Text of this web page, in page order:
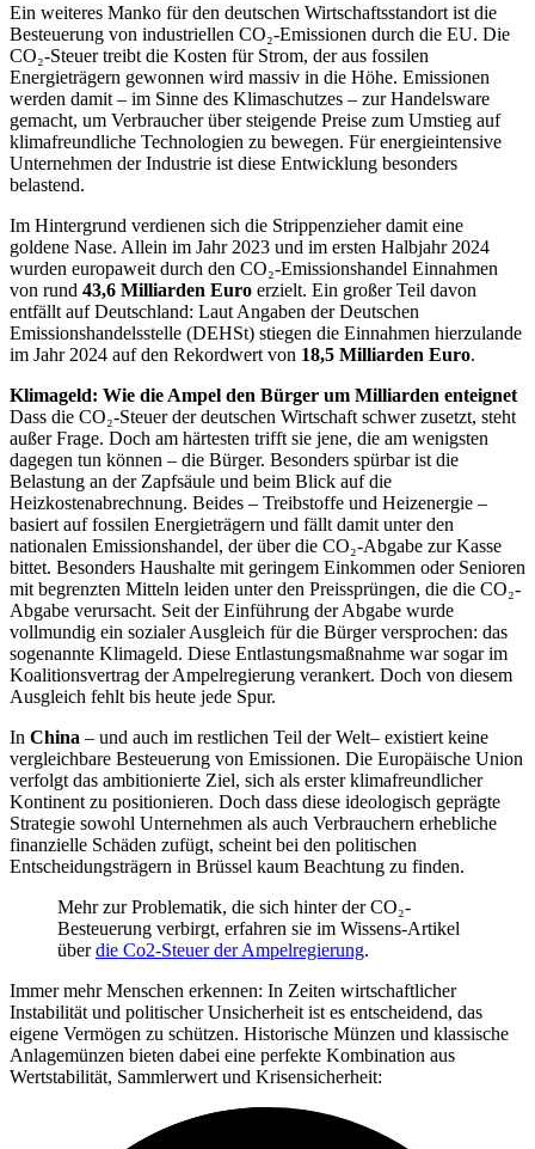
Ein weiteres Manko für den deutschen Wirtschaftsstandort ist die
Besteuerung von industriellen CO₂-Emissionen durch die EU. Die
CO₂-Steuer treibt die Kosten für Strom, der aus fossilen
Energieträgern gewonnen wird massiv in die Höhe. Emissionen
werden damit – im Sinne des Klimaschutzes – zur Handelsware
gemacht, um Verbraucher über steigende Preise zum Umstieg auf
klimafreundliche Technologien zu bewegen. Für energieintensive
Unternehmen der Industrie ist diese Entwicklung besonders
belastend.
Im Hintergrund verdienen sich die Strippenzieher damit eine
goldene Nase. Allein im Jahr 2023 und im ersten Halbjahr 2024
wurden europaweit durch den CO₂-Emissionshandel Einnahmen
von rund 43,6 Milliarden Euro erzielt. Ein großer Teil davon
entfällt auf Deutschland: Laut Angaben der Deutschen
Emissionshandelsstelle (DEHSt) stiegen die Einnahmen hierzulande
im Jahr 2024 auf den Rekordwert von 18,5 Milliarden Euro.
Klimageld: Wie die Ampel den Bürger um Milliarden enteignet
Dass die CO₂-Steuer der deutschen Wirtschaft schwer zusetzt, steht
außer Frage. Doch am härtesten trifft sie jene, die am wenigsten
dagegen tun können – die Bürger. Besonders spürbar ist die
Belastung an der Zapfsäule und beim Blick auf die
Heizkostenabrechnung. Beides – Treibstoffe und Heizenergie –
basiert auf fossilen Energieträgern und fällt damit unter den
nationalen Emissionshandel, der über die CO₂-Abgabe zur Kasse
bittet. Besonders Haushalte mit geringem Einkommen oder Senioren
mit begrenzten Mitteln leiden unter den Preissprüngen, die die CO₂-
Abgabe verursacht. Seit der Einführung der Abgabe wurde
vollmundig ein sozialer Ausgleich für die Bürger versprochen: das
sogenannte Klimageld. Diese Entlastungsmaßnahme war sogar im
Koalitionsvertrag der Ampelregierung verankert. Doch von diesem
Ausgleich fehlt bis heute jede Spur.
In China – und auch im restlichen Teil der Welt– existiert keine
vergleichbare Besteuerung von Emissionen. Die Europäische Union
verfolgt das ambitionierte Ziel, sich als erster klimafreundlicher
Kontinent zu positionieren. Doch dass diese ideologisch geprägte
Strategie sowohl Unternehmen als auch Verbrauchern erhebliche
finanzielle Schäden zufügt, scheint bei den politischen
Entscheidungsträgern in Brüssel kaum Beachtung zu finden.
Mehr zur Problematik, die sich hinter der CO₂-
Besteuerung verbirgt, erfahren sie im Wissens-Artikel
überdie Co2-Steuer der Ampelregierung.
Immer mehr Menschen erkennen: In Zeiten wirtschaftlicher
Instabilität und politischer Unsicherheit ist es entscheidend, das
eigene Vermögen zu schützen. Historische Münzen und klassische
Anlagemünzen bieten dabei eine perfekte Kombination aus
Wertstabilität, Sammlerwert und Krisensicherheit: